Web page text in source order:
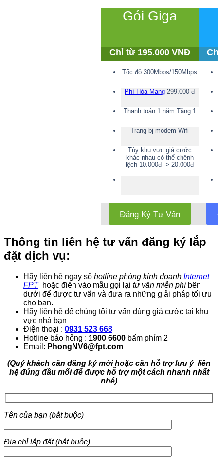
Gói Giga
Chỉ từ 195.000 VNĐ
Tốc độ 300Mbps/150Mbps
Phí Hòa Mạng 299.000 đ
Thanh toán 1 năm Tặng 1
Trang bị modem Wifi
Tùy khu vực giá cước
khác nhau có thể chênh
lệch 10.000đ -> 20.000đ
Đăng Ký Tư Vấn
Thông tin liên hệ tư vấn đăng ký lắp
đặt dịch vụ:
Hãy liên hệ ngay số hotline phòng kinh doanh Internet
FPT hoặc điền vào mẫu gọi lại tư vấn miễn phíbên
dưới để được tư vấn và đưa ra những giải pháp tối ưu
cho bạn.
Hãy liên hệ để chúng tôi tư vấn đúng giá cước tại khu
vực nhà bạn
Điện thoại : 0931 523 668
Hotline báo hỏng : 1900 6600 bấm phím 2
Email: PhongNV6@fpt.com
(Quý khách cần đăng ký mới hoặc cần hỗ trợ lưu ý liên
hệ đúng đầu mối để được hỗ trợ một cách nhanh nhất
nhé)
Tên của bạn (bắt buộc)
Địa chỉ lắp đặt (bắt buộc)